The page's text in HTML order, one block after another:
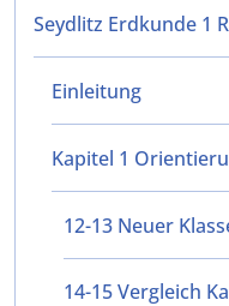
Seydlitz Erdkunde 1
Einleitung
Kapitel 1
12-13 Neuer
14-15 Vergleich